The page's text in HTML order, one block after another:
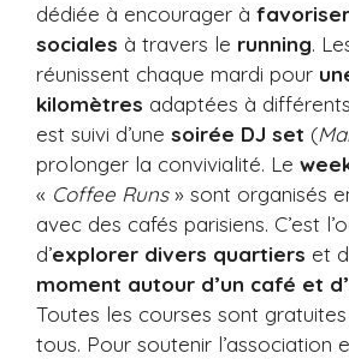
dédiée à encourager à
sociales à travers le running.
réunissent chaque mardi pour
kilomètres adaptées à
est suivi d’une soirée DJ set (
prolonger la convivialité. Le
« Coffee Runs» sont organisés
avec des cafés parisiens. C’est
d’explorer divers quartiers et
moment autour d’un café et
Toutes les courses sont
tous. Pour soutenir l’association